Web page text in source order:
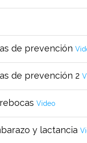
de prevención
de prevención 2
Video
y lactancia